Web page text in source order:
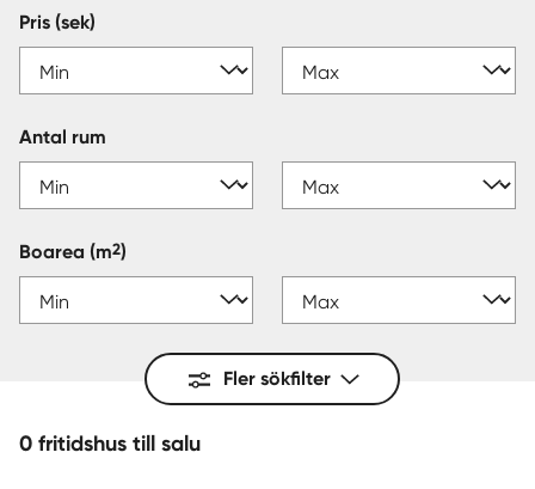
Pris (sek)
Antal rum
Boarea (m2)
Fler sökfilter
0 fritidshus till salu